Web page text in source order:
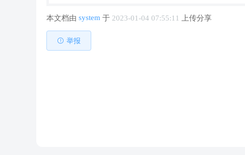
本文档由 system 于 2023-01-04 07:55:11 上传分享
举报